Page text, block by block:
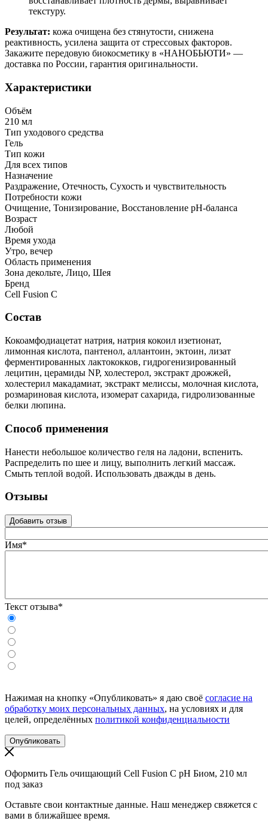
текстуру.
Результат: кожа очищена без стянутости, снижена
реактивность, усилена защита от стрессовых факторов.
Закажите передовую биокосметику в «НАНОБЬЮТИ» —
доставка по России, гарантия оригинальности.
Характеристики
Объём
210 мл
Тип уходового средства
Гель
Тип кожи
Для всех типов
Назначение
Раздражение, Отечность, Сухость и чувствительность
Потребности кожи
Очищение, Тонизирование, Восстановление pH-баланса
Возраст
Любой
Время ухода
Утро, вечер
Область применения
Зона декольте, Лицо, Шея
Бренд
Cell Fusion C
Состав
Кокоамфодиацетат натрия, натрия кокоил изетионат,
лимонная кислота, пантенол, аллантоин, эктоин, лизат
ферментированных лактококков, гидрогенизированный
лецитин, церамиды NP, холестерол, экстракт дрожжей,
холестерил макадамиат, экстракт мелиссы, молочная кислота,
розмариновая кислота, изомерат сахарида, гидролизованные
белки люпина.
Способ применения
Нанести небольшое количество геля на ладони, вспенить.
Распределить по шее и лицу, выполнить легкий массаж.
Смыть теплой водой. Использовать дважды в день.
Отзывы
Добавить отзыв
Имя*
Текст отзыва*
Нажимая на кнопку «Опубликовать» я даю своё согласие на
обработку моих персональных данных, на условиях и для
целей, определённых политикой конфиденциальности
Оформить Гель очищающий Cell Fusion C pH Биом, 210 мл
под заказ
Оставьте свои контактные данные. Наш менеджер свяжется с
вами в ближайшее время.